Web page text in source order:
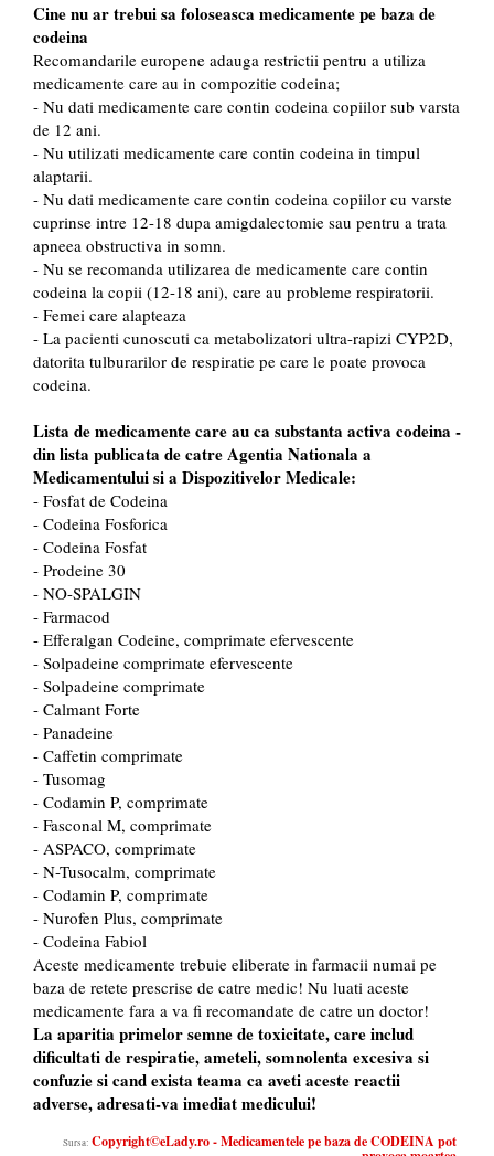
Cine nu ar trebui sa foloseasca medicamente pe baza de
codeina
Recomandarile europene adauga restrictii pentru a utiliza
medicamente care au in compozitie codeina;
- Nu dati medicamente care contin codeina copiilor sub varsta
de 12 ani.
- Nu utilizati medicamente care contin codeina in timpul
alaptarii.
- Nu dati medicamente care contin codeina copiilor cu varste
cuprinse intre 12-18 dupa amigdalectomie sau pentru a trata
apneea obstructiva in somn.
- Nu se recomanda utilizarea de medicamente care contin
codeina la copii (12-18 ani), care au probleme respiratorii.
- Femei care alapteaza
- La pacienti cunoscuti ca metabolizatori ultra-rapizi CYP2D,
datorita tulburarilor de respiratie pe care le poate provoca
codeina.
Lista de medicamente care au ca substanta activa codeina -
din lista publicata de catre Agentia Nationala a
Medicamentului si a Dispozitivelor Medicale:
- Fosfat de Codeina
- Codeina Fosforica
- Codeina Fosfat
- Prodeine 30
- NO-SPALGIN
- Farmacod
- Efferalgan Codeine, comprimate efervescente
- Solpadeine comprimate efervescente
- Solpadeine comprimate
- Calmant Forte
- Panadeine
- Caffetin comprimate
- Tusomag
- Codamin P, comprimate
- Fasconal M, comprimate
- ASPACO, comprimate
- N-Tusocalm, comprimate
- Codamin P, comprimate
- Nurofen Plus, comprimate
- Codeina Fabiol
Aceste medicamente trebuie eliberate in farmacii numai pe
baza de retete prescrise de catre medic! Nu luati aceste
medicamente fara a va fi recomandate de catre un doctor!
La aparitia primelor semne de toxicitate, care includ
dificultati de respiratie, ameteli, somnolenta excesiva si
confuzie si cand exista teama ca aveti aceste reactii
adverse, adresati-va imediat medicului!
Sursa: Copyright©eLady.ro - Medicamentele pe baza de CODEINA pot